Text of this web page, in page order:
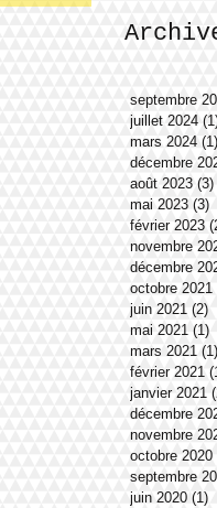
septembre
juillet 2024
mars 2024 (1)
décembre
août 2023 (3)
mai 2023 (3)
février 2023
novembre
décembre
octobre 2021
juin 2021 (2)
mai 2021 (1)
mars 2021 (1)
février 2021
janvier 2021
décembre
novembre
octobre 2020
septembre
juin 2020 (1)